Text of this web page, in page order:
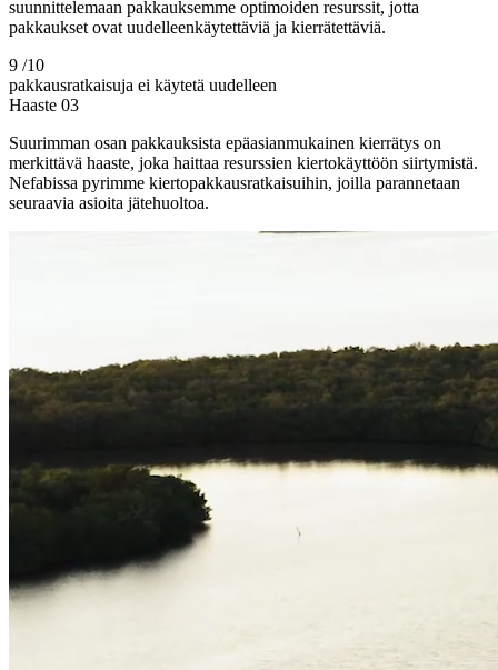
suunnittelemaan pakkauksemme optimoiden resurssit, jotta
pakkaukset ovat uudelleenkäytettäviä ja kierrätettäviä.
9 /10
pakkausratkaisuja ei käytetä uudelleen
Haaste 03
Suurimman osan pakkauksista epäasianmukainen kierrätys on
merkittävä haaste, joka haittaa resurssien kiertokäyttöön siirtymistä.
Nefabissa pyrimme kiertopakkausratkaisuihin, joilla parannetaan
seuraavia asioita jätehuoltoa.